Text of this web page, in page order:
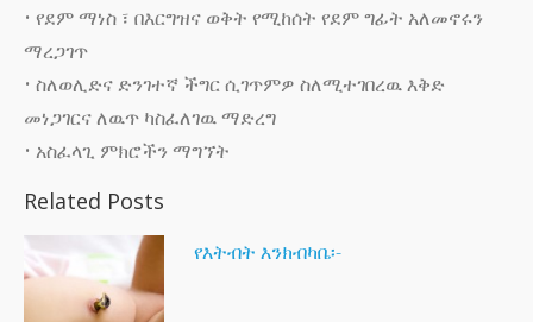
• የደም ማነስ ፣ በእርግዝና ወቅት የሚከሰት የደም ግፊት አለመኖሩን
ማረጋገጥ
• ስለወሊድና ድንገተኛ ችግር ሲገጥምዎ ስለሚተገበረዉ እቅድ
መነጋገርና ለዉጥ ካስፈለገዉ ማድረግ
• አስፈላጊ ምክሮችን ማግኘት
Related Posts
የእትብት እንክብካቤ፡-